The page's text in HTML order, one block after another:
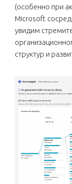
(особенно при
Microsoft
увидим
структур и